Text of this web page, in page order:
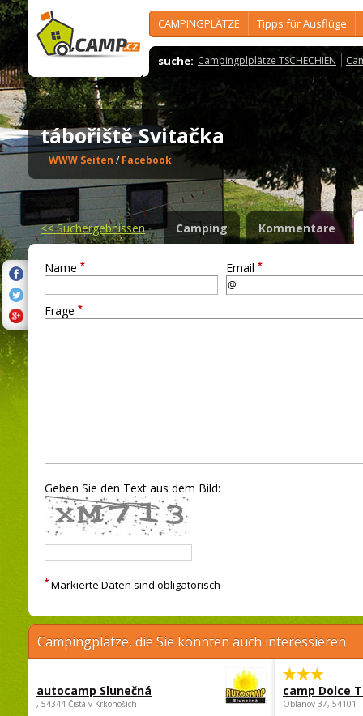
CAMPINGPLÄTZE Tipps für Ausflüge
suche: Campingplplätze TSCHECHIEN
tábořiště Svitačka
WWW Seiten / Facebook
<<Suchergebnissen Camping Kommentare
Name * Email *
Frage *
Geben Sie den Text aus dem Bild:
* Markierte Daten sind obligatorisch
Campingplätze, die Sie könnten auch interessieren
autocamp Slunečná
, 54344 Čistá v Krkonoších
camp Dolce
Oblanov 37, 54101